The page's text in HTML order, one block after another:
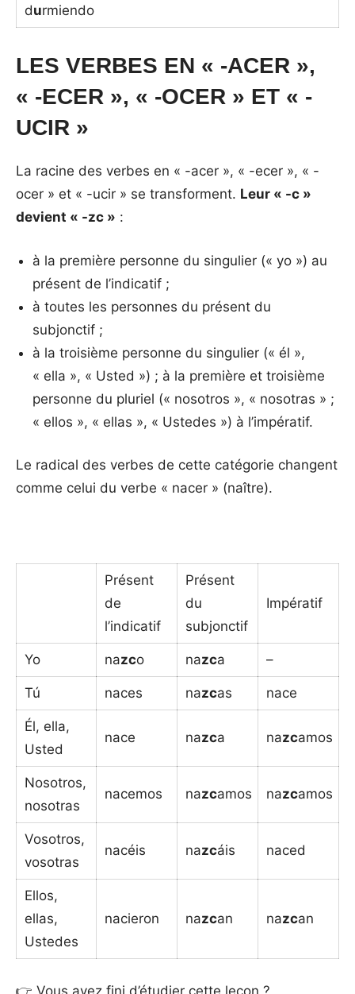
durmiendo
LES VERBES EN « -ACER »,
« -ECER », « -OCER » ET « -
UCIR »
La racine des verbes en « -acer », « -ecer », « -
ocer » et « -ucir » se transforment. Leur « -c »
devient « -zc » :
à la première personne du singulier (« yo ») au
présent de l’indicatif ;
à toutes les personnes du présent du
subjonctif ;
à la troisième personne du singulier (« él »,
« ella », « Usted ») ; à la première et troisième
personne du pluriel (« nosotros », « nosotras » ;
« ellos », « ellas », « Ustedes ») à l’impératif.
Le radical des verbes de cette catégorie changent
comme celui du verbe « nacer » (naître).
Présent
de
l’indicatif
Présent
du
subjonctif
Impératif
Yo nazco nazca –
Tú naces nazcas nace
Él, ella,
Usted
nace nazca nazcamos
Nosotros,
nosotras
nacemos nazcamos nazcamos
Vosotros,
vosotras
nacéis nazcáis naced
Ellos,
ellas,
Ustedes
nacieron nazcan nazcan
👉 Vous avez fini d’étudier cette leçon ?